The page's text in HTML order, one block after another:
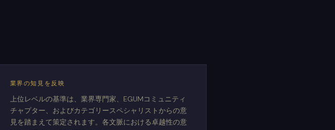
業界の知見を反映
上位レベルの基準は、業界専門家、EGUMコミュニティ
チャプター、およびカテゴリースペシャリストからの意
見を踏まえて策定されます。各文脈における卓越性の意